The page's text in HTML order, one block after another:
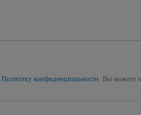
Политику конфиденциальности. Вы можете